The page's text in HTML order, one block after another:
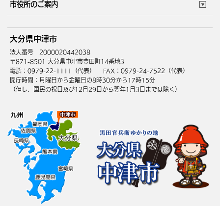
健康・医療 障がい・福祉
高齢・介護
サイトマップ
市役所のご案内
庁舎地図 組織案内
中津市へのアクセス
大分県中津市
法人番号 2000020442038
〒871-8501 大分県中津市豊田町14番地3
電話：0979-22-1111（代表）
FAX：0979-24-7522（代表）
開庁時間：月曜日から金曜日の8時30分から17時15分
（但し、国民の祝日及び12月29日から翌年1月3日までは除く）